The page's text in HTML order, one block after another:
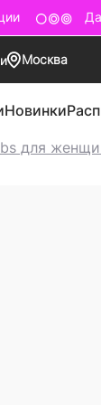
Москва
Новинки
для